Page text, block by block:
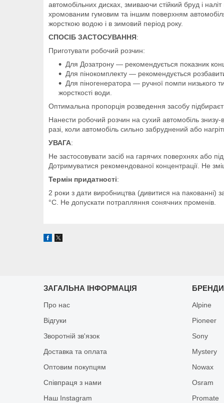
автомобільних дисках, змиваючи стійкий бруд і
хромованим гумовим та іншим поверхням
жорсткою водою і в зимовий період року.
СПОСІБ ЗАСТОСУВАННЯ:
Приготувати робочий розчин:
Для Дозатрону — рекомендується показник
Для пінокомплекту — рекомендується
Для піногенератора — ручної помпи низького
жорсткості води.
Оптимальна пропорція розведення засобу
Нанести робочий розчин на сухий автомобіль
разі, коли автомобіль сильно забруднений або
УВАГА:
Не застосовувати засіб на гарячих поверхнях або
Дотримуватися рекомендованої концентрації. Не
Термін придатності:
2 роки з дати виробництва (дивитися на пакованні)
°C. Не допускати потрапляння сонячних променів.
ЗАГАЛЬНА ІНФОРМАЦІЯ
Про нас
Відгуки
Зворотній зв'язок
Доставка та оплата
Оптовим покупцям
Співпраця з нами
Наш Instagram
БРЕНДИ
Alpine
Pioneer
Sony
Mystery
Nowax
Osram
Promate